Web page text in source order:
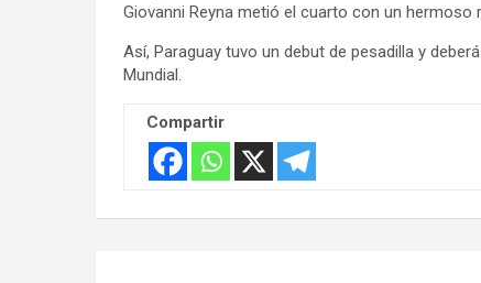
Giovanni Reyna metió el cuarto con un hermoso
Así, Paraguay tuvo un debut de pesadilla y
Mundial.
Compartir